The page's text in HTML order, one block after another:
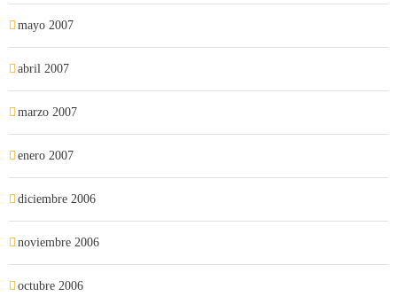
mayo 2007
abril 2007
marzo 2007
enero 2007
diciembre 2006
noviembre 2006
octubre 2006